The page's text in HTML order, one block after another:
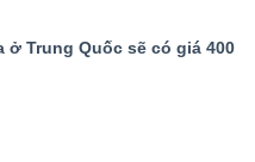
ở Trung Quốc sẽ có giá 400